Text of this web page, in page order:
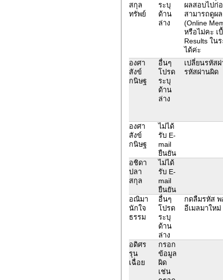
สกุล
ทรัพย์
ระบุ
ด้าน
ล่าง
ผลสอบไปก่
สามารถดูผ
(Online
หรือไม่คะ เ
Results ใน
ได้ค่ะ
องศา
สังข์
กนิษฐ
อื่นๆ
โปรด
ระบุ
ด้าน
ล่าง
เปลี่ยนรหัส
รหัสผ่านผิด
องศา
สังข์
กนิษฐ
ไม่ได้
รับ E-
mail
ยืนยัน
อชิดา
ปลา
สกุล
ไม่ได้
รับ E-
mail
ยืนยัน
อณิมา
นักใจ
ธรรม
อื่นๆ
โปรด
ระบุ
ด้าน
ล่าง
กดลืมรหัส พ
อีเมลมาให
อดิศร
รุน
เฉื่อย
กรอก
ข้อมูล
ผิด
เช่น